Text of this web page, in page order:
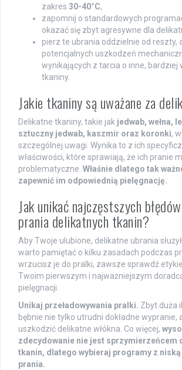
zakres 30-40°C,
zapomnij o standardowych
okazać się zbyt agresywne dla
pierz te ubrania oddzielnie od reszty,
potencjalnych uszkodzeń
wynikających z tarcia o inne, bardziej
tkaniny.
Jakie tkaniny są uważane za
Delikatne tkaniny, takie jak jedwab, wełna,
sztuczny jedwab, kaszmir oraz koronki,
szczególnej uwagi. Wynika to z ich
właściwości, które sprawiają, że ich pranie
problematyczne. Właśnie dlatego tak
zapewnić im odpowiednią pielęgnację.
Jak unikać najczęstszych
prania delikatnych tkanin?
Aby Twoje ulubione, delikatne ubrania
warto pamiętać o kilku zasadach podczas
wrzucisz je do pralki, zawsze sprawdź
Twoim pierwszym i najważniejszym
pielęgnacji.
Unikaj przeładowywania pralki. Zbyt duża
bębnie nie tylko utrudni dokładne wypranie,
uszkodzić delikatne włókna. Co więcej,
zdecydowanie nie jest sprzymierzeńcem
tkanin, dlatego wybieraj programy z
prania.